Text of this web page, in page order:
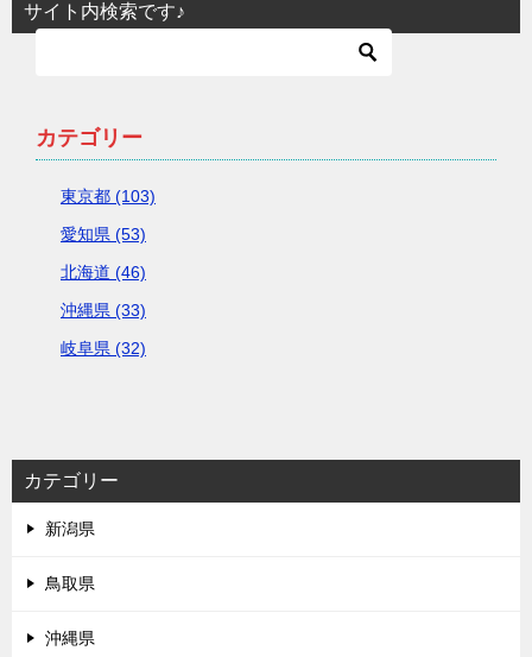
サイト内検索です♪
カテゴリー
東京都 (103)
愛知県 (53)
北海道 (46)
沖縄県 (33)
岐阜県 (32)
カテゴリー
新潟県
鳥取県
沖縄県